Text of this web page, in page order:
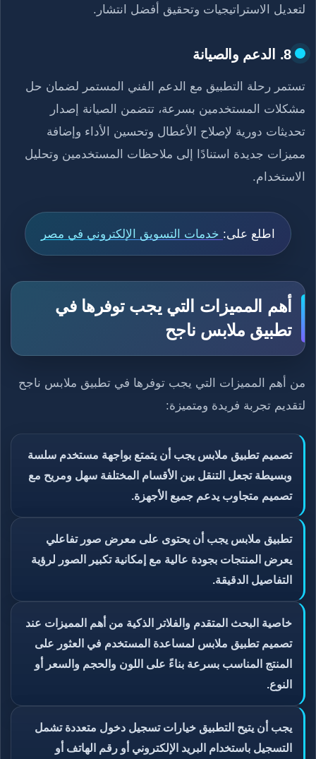
لتعديل الاستراتيجيات وتحقيق أفضل انتشار.
8. الدعم والصيانة
تستمر رحلة التطبيق مع الدعم الفني المستمر لضمان حل
مشكلات المستخدمين بسرعة، تتضمن الصيانة إصدار
تحديثات دورية لإصلاح الأعطال وتحسين الأداء وإضافة
مميزات جديدة استنادًا إلى ملاحظات المستخدمين وتحليل
الاستخدام.
اطلع على: خدمات التسويق الإلكتروني في مصر
أهم المميزات التي يجب توفرها في
تطبيق ملابس ناجح
من أهم المميزات التي يجب توفرها في تطبيق ملابس ناجح
لتقديم تجربة فريدة ومتميزة:
تصميم تطبيق ملابس يجب أن يتمتع بواجهة مستخدم سلسة
وبسيطة تجعل التنقل بين الأقسام المختلفة سهل ومريح مع
تصميم متجاوب يدعم جميع الأجهزة.
تطبيق ملابس يجب أن يحتوى على معرض صور تفاعلي
يعرض المنتجات بجودة عالية مع إمكانية تكبير الصور لرؤية
التفاصيل الدقيقة.
خاصية البحث المتقدم والفلاتر الذكية من أهم المميزات عند
تصميم تطبيق ملابس لمساعدة المستخدم في العثور على
المنتج المناسب بسرعة بناءً على اللون والحجم والسعر أو
النوع.
يجب أن يتيح التطبيق خيارات تسجيل دخول متعددة تشمل
التسجيل باستخدام البريد الإلكتروني أو رقم الهاتف أو